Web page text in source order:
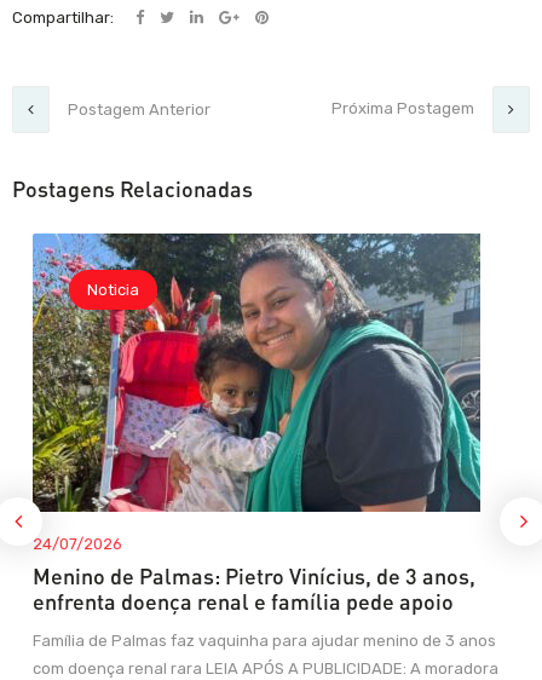
Compartilhar:
Postagem Anterior Próxima Postagem
Postagens Relacionadas
Noticia
24/07/2026
Menino de Palmas: Pietro Vinícius, de 3 anos,
enfrenta doença renal e família pede apoio
Família de Palmas faz vaquinha para ajudar menino de 3 anos
com doença renal rara LEIA APÓS A PUBLICIDADE: A moradora